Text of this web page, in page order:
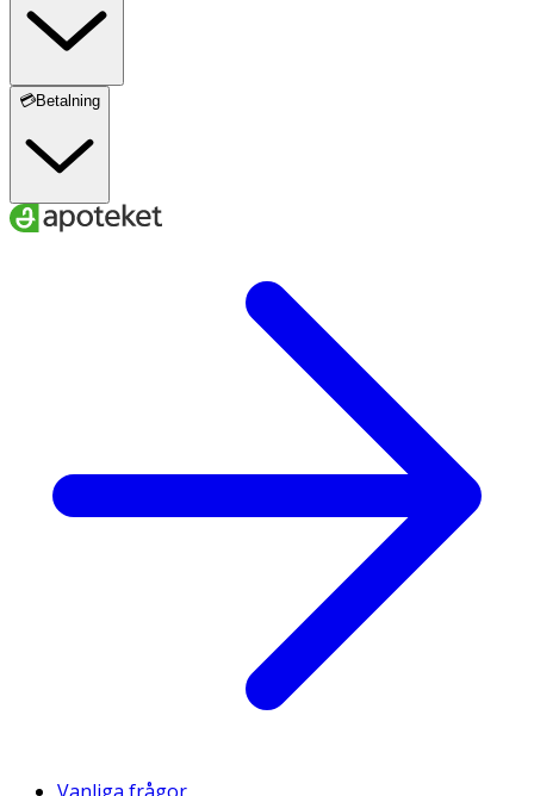
Observera
· Använd endast rekommenderat vatten (sterilt,
destillerat eller kokt).
öroninflammation eller om barn ska använda
· Följ alltid bruksanvisningen i förpackningen.
Förvaras i rumstemperatur utom räckhåll för små barn.
· 60 portionspåsar salt (natriumklorid,
💳Betalning